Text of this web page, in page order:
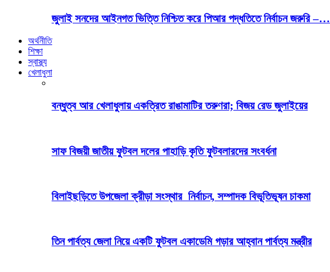
জুলাই সনদের আইনগত ভিত্তি নিশ্চিত করে পিআর পদ্ধতিতে নির্বাচন জরুরি –…
অর্থনীতি
শিক্ষা
স্বাস্থ্য
খেলাধুলা
বন্ধুত্ব আর খেলাধুলায় একত্রিত রাঙামাটির তরুণরা; বিজয় রেড জুলাইয়ের
সাফ বিজয়ী জাতীয় ফুটবল দলের পাহাড়ি কৃতি ফুটবলারদের সংবর্ধনা
বিলাইছড়িতে উপজেলা ক্রীড়া সংস্থার নির্বাচন, সম্পাদক বিভূতিভূষন চাকমা
তিন পার্বত্য জেলা নিয়ে একটি ফুটবল একাডেমি গড়ার আহ্বান পার্বত্য মন্ত্রীর